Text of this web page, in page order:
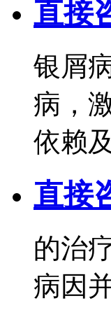
直接
银屑
病，
依赖
直接
的治
病因